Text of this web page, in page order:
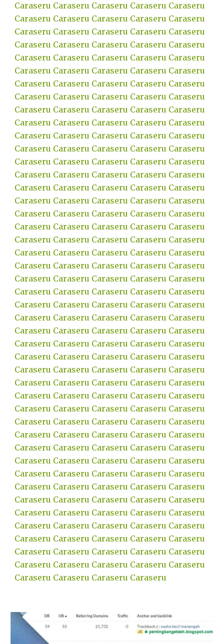
Caraseru Caraseru Caraseru Caraseru Caraseru
Caraseru Caraseru Caraseru Caraseru Caraseru
Caraseru Caraseru Caraseru Caraseru Caraseru
Caraseru Caraseru Caraseru Caraseru Caraseru
Caraseru Caraseru Caraseru Caraseru Caraseru
Caraseru Caraseru Caraseru Caraseru Caraseru
Caraseru Caraseru Caraseru Caraseru Caraseru
Caraseru Caraseru Caraseru Caraseru Caraseru
Caraseru Caraseru Caraseru Caraseru Caraseru
Caraseru Caraseru Caraseru Caraseru Caraseru
Caraseru Caraseru Caraseru Caraseru Caraseru
Caraseru Caraseru Caraseru Caraseru Caraseru
Caraseru Caraseru Caraseru Caraseru Caraseru
Caraseru Caraseru Caraseru Caraseru Caraseru
Caraseru Caraseru Caraseru Caraseru Caraseru
Caraseru Caraseru Caraseru Caraseru Caraseru
Caraseru Caraseru Caraseru Caraseru Caraseru
Caraseru Caraseru Caraseru Caraseru Caraseru
Caraseru Caraseru Caraseru Caraseru Caraseru
Caraseru Caraseru Caraseru Caraseru Caraseru
Caraseru Caraseru Caraseru Caraseru Caraseru
Caraseru Caraseru Caraseru Caraseru Caraseru
Caraseru Caraseru Caraseru Caraseru Caraseru
Caraseru Caraseru Caraseru Caraseru Caraseru
Caraseru Caraseru Caraseru Caraseru Caraseru
Caraseru Caraseru Caraseru Caraseru Caraseru
Caraseru Caraseru Caraseru Caraseru Caraseru
Caraseru Caraseru Caraseru Caraseru Caraseru
Caraseru Caraseru Caraseru Caraseru Caraseru
Caraseru Caraseru Caraseru Caraseru Caraseru
Caraseru Caraseru Caraseru Caraseru Caraseru
Caraseru Caraseru Caraseru Caraseru Caraseru
Caraseru Caraseru Caraseru Caraseru Caraseru
Caraseru Caraseru Caraseru Caraseru Caraseru
Caraseru Caraseru Caraseru Caraseru Caraseru
Caraseru Caraseru Caraseru Caraseru Caraseru
Caraseru Caraseru Caraseru Caraseru Caraseru
Caraseru Caraseru Caraseru Caraseru Caraseru
Caraseru Caraseru Caraseru Caraseru Caraseru
Caraseru Caraseru Caraseru Caraseru Caraseru
Caraseru Caraseru Caraseru Caraseru Caraseru
Caraseru Caraseru Caraseru Caraseru Caraseru
Caraseru Caraseru Caraseru Caraseru Caraseru
Caraseru Caraseru Caraseru Caraseru Caraseru
Caraseru Caraseru Caraseru Caraseru